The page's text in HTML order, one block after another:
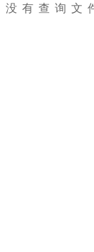
没有查询文